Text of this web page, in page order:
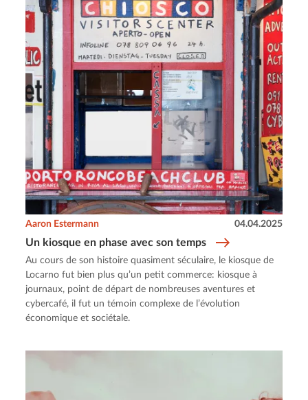
Un kiosque en phase avec son temps
Aaron Estermann 04.04.2025
Au cours de son histoire quasiment séculaire, le kiosque de
Locarno fut bien plus qu’un petit commerce: kiosque à
journaux, point de départ de nombreuses aventures et
cybercafé, il fut un témoin complexe de l’évolution
économique et sociétale.